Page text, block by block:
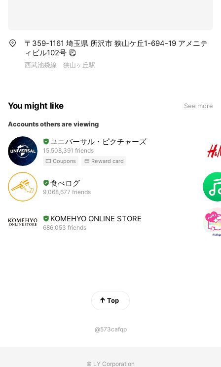
〒359-1161 埼玉県 所沢市 狭山ケ丘1-694-19 アメニテ
ィビル102号
西武池袋線 狭山ヶ丘駅
You might like See more
Accounts others are viewing
ユニバーサル・ピクチャーズ
15,508,391 friends
Coupons Reward card
食べログ
9,068,677 friends
KOMEHYO ONLINE STORE
686,053 friends
Top
@573cafqp
© LY Corporation